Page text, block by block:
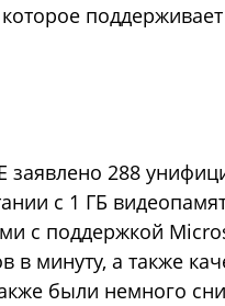
заявлено 288
с 1 ГБ
с поддержкой
в минуту, а также
были немного